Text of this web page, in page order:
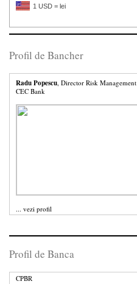
1 USD = lei
Profil de Bancher
Radu Popescu , Director Risk Management
CEC Bank
... vezi profil
Profil de Banca
CPBR